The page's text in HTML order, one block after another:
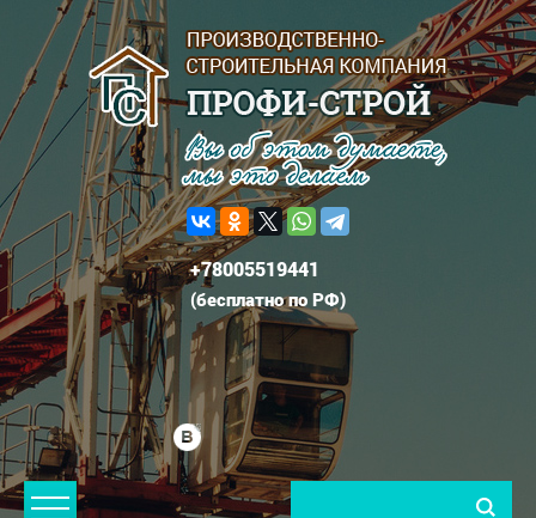
+78005519441
(бесплатно по РФ)